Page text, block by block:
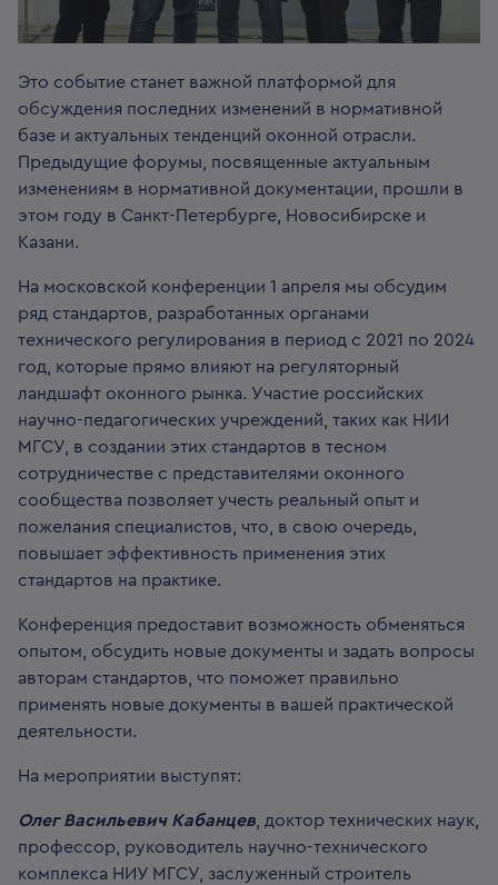
Это событие станет важной платформой для
обсуждения последних изменений в нормативной
базе и актуальных тенденций оконной отрасли.
Предыдущие форумы, посвященные актуальным
изменениям в нормативной документации, прошли в
этом году в Санкт-Петербурге, Новосибирске и
Казани.
На московской конференции 1 апреля мы обсудим
ряд стандартов, разработанных органами
технического регулирования в период с 2021 по 2024
год, которые прямо влияют на регуляторный
ландшафт оконного рынка. Участие российских
научно-педагогических учреждений, таких как НИИ
МГСУ, в создании этих стандартов в тесном
сотрудничестве с представителями оконного
сообщества позволяет учесть реальный опыт и
пожелания специалистов, что, в свою очередь,
повышает эффективность применения этих
стандартов на практике.
Конференция предоставит возможность обменяться
опытом, обсудить новые документы и задать вопросы
авторам стандартов, что поможет правильно
применять новые документы в вашей практической
деятельности.
На мероприятии выступят:
Олег Васильевич Кабанцев, доктор технических наук,
профессор, руководитель научно-технического
комплекса НИУ МГСУ, заслуженный строитель